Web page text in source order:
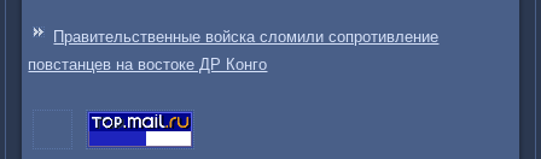
Правительственные войска сломили сопротивление
повстанцев на востоке ДР Конго